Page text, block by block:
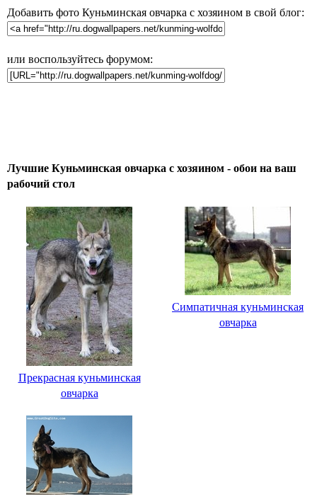
Добавить фото Куньминская овчарка с хозяином в свой блог:
или воспользуйтесь форумом:
Лучшие Куньминская овчарка с хозяином - обои на ваш
рабочий стол
Прекрасная куньминская
овчарка
Симпатичная куньминская
овчарка